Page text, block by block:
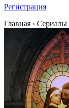
Регистрация
Главная › Сериалы